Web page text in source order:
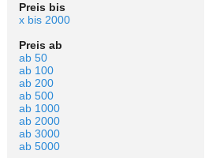
Preis bis
x bis 2000
Preis ab
ab 50
ab 100
ab 200
ab 500
ab 1000
ab 2000
ab 3000
ab 5000